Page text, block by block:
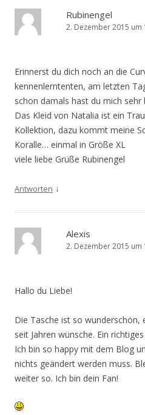
Rubinengel
2. Dezember 2015 um
Erinnerst du dich noch an die
kennenlerntenten, am letzten
schon damals hast du mich sehr
Das Kleid von Natalia ist ein
Kollektion, dazu kommt meine
Koralle… einmal in Größe XL
viele liebe Grüße Rubinengel
Antworten ↓
Alexis
2. Dezember 2015 um
Hallo du Liebe!
Die Tasche ist so wunderschön,
seit Jahren wünsche. Ein
Ich bin so happy mit dem Blog
nichts geändert werden muss.
weiter so. Ich bin dein Fan!